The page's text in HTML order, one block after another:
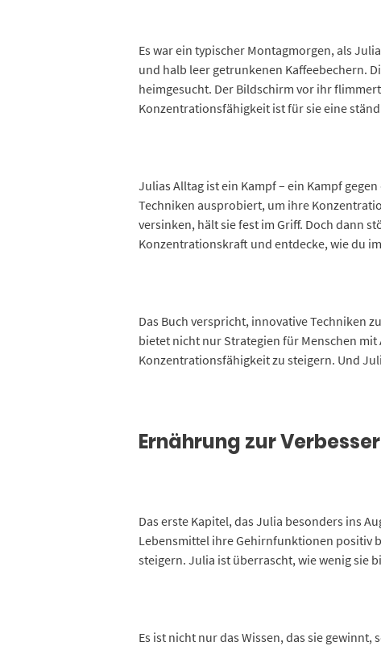
Es war ein typischer Montagmorgen, als
und halb leer getrunkenen Kaffeebechern.
heimgesucht. Der Bildschirm vor ihr
Konzentrationsfähigkeit ist für sie eine
Julias Alltag ist ein Kampf – ein Kampf
Techniken ausprobiert, um ihre
versinken, hält sie fest im Griff. Doch dann
Konzentrationskraft und entdecke, wie du
Das Buch verspricht, innovative Techniken
bietet nicht nur Strategien für Menschen
Konzentrationsfähigkeit zu steigern. Und
Ernährung zur
Das erste Kapitel, das Julia besonders ins
Lebensmittel ihre Gehirnfunktionen positiv
steigern. Julia ist überrascht, wie wenig sie
Es ist nicht nur das Wissen, das sie